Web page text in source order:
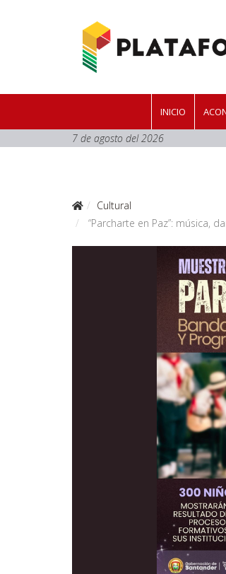
INICIO
7 de agosto del 2026
Cultural
“Parcharte en Paz”: música,